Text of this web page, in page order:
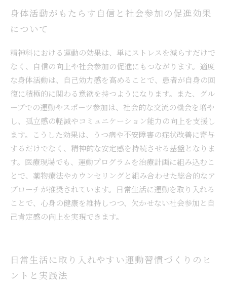
身体活動がもたらす自信と社会参加の促進効果
について
精神科における運動の効果は、単にストレスを減らすだけで
なく、自信の向上や社会参加の促進にもつながります。適度
な身体活動は、自己効力感を高めることで、患者が自身の回
復に積極的に関わる意欲を持つようになります。また、グル
ープでの運動やスポーツ参加は、社会的な交流の機会を増や
し、孤立感の軽減やコミュニケーション能力の向上を支援し
ます。こうした効果は、うつ病や不安障害の症状改善に寄与
するだけでなく、精神的な安定感を持続させる基盤となりま
す。医療現場でも、運動プログラムを治療計画に組み込むこ
とで、薬物療法やカウンセリングと組み合わせた総合的なア
プローチが推奨されています。日常生活に運動を取り入れる
ことで、心身の健康を維持しつつ、欠かせない社会参加と自
己肯定感の向上を実現できます。
日常生活に取り入れやすい運動習慣づくりのヒ
ントと実践法